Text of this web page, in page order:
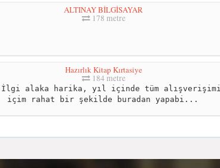
ALTINAY BİLGİSAYAR
178 metre
Hazırlık Kitap Kırtasiye
184 metre
İlgi alaka harika, yıl içinde tüm alışverişimi
içim rahat bir şekilde buradan yapabi...